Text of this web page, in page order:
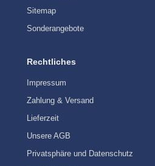
Sitemap
Sonderangebote
Rechtliches
Impressum
Zahlung & Versand
Lieferzeit
Unsere AGB
Privatsphäre und Datenschutz